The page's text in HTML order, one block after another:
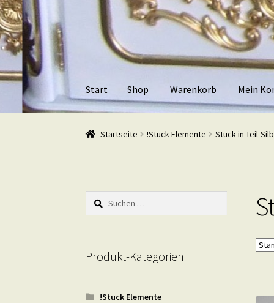
Zur
Navigation
springen
Zum
Inhalt
springen
Start Shop Warenkorb Mein
Start ShopWarenkorb Mein Konto Kasse
Startseite !Stuck Elemente Stuck in Teil-
Suchen
nach:
Produkt-Kategorien
!Stuck Elemente